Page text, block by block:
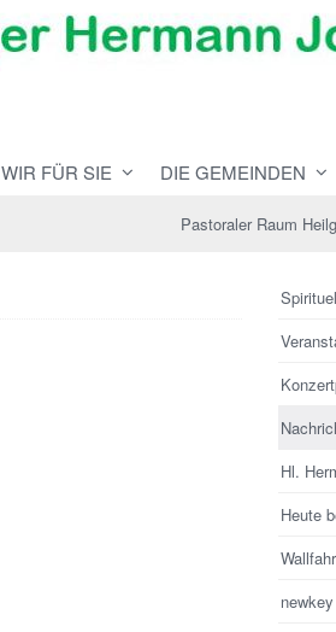
WIR FÜR SIE DIE GEMEINDEN
Pastoraler Raum
Hl.
Heute